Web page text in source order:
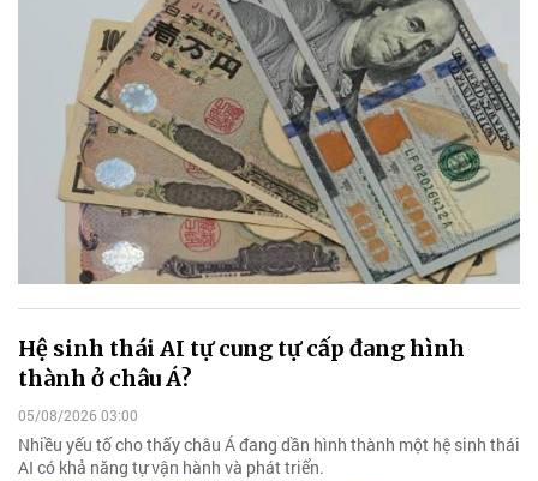
Hệ sinh thái AI tự cung tự cấp đang hình
thành ở châu Á?
05/08/2026 03:00
Nhiều yếu tố cho thấy châu Á đang dần hình thành một hệ sinh thái
AI có khả năng tự vận hành và phát triển.